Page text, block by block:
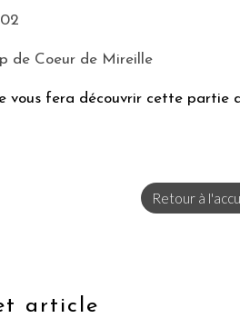
de Coeur de Mireille
vous fera découvrir cette partie
Retour à
article